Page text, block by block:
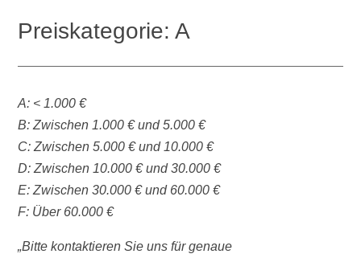
Preiskategorie: A
A: < 1.000 €
B: Zwischen 1.000 € und 5.000 €
C: Zwischen 5.000 € und 10.000 €
D: Zwischen 10.000 € und 30.000 €
E: Zwischen 30.000 € und 60.000 €
F: Über 60.000 €
„Bitte kontaktieren Sie uns für genaue